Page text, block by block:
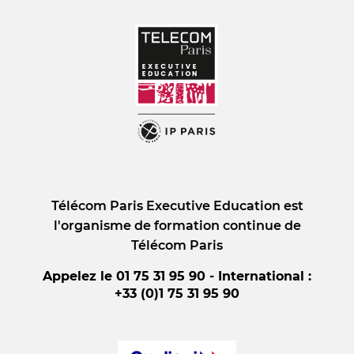
Télécom Paris Executive Education est
l'organisme de formation continue de
Télécom Paris
Appelez le 01 75 31 95 90 - International :
+33 (0)1 75 31 95 90